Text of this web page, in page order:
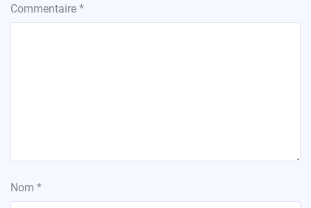
Commentaire *
Nom *